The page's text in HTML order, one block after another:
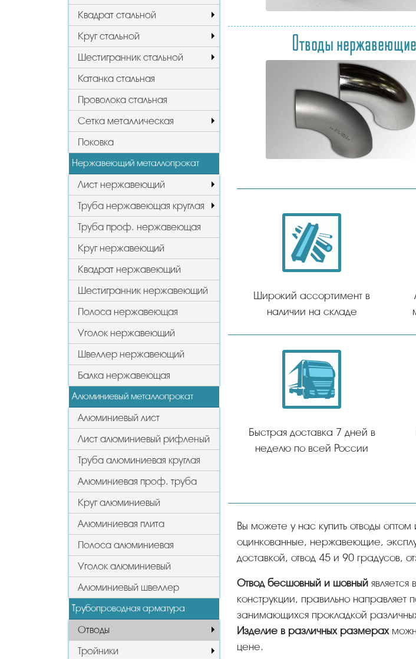
Квадрат стальной
Круг стальной
Шестигранник стальной
Катанка стальная
Проволока стальная
Сетка металлическая
Поковка
Нержавеющий металлопрокат
Лист нержавеющий
Труба нержавеющая круглая
Труба проф. нержавеющая
Круг нержавеющий
Квадрат нержавеющий
Шестигранник нержавеющий
Полоса нержавеющая
Уголок нержавеющий
Швеллер нержавеющий
Балка нержавеющая
Алюминиевый металлопрокат
Алюминиевый лист
Лист алюминиевый рифленый
Труба алюминиевая круглая
Алюминиевая проф. труба
Круг алюминиевый
Алюминиевая плита
Полоса алюминиевая
Уголок алюминиевый
Алюминиевый швеллер
Трубопроводная арматура
Отводы
Тройники
Отводы нержавеющие
Широкий ассортимент в
наличии на складе
Быстрая доставка 7 дней в
неделю по всей России
Вы можете у нас купить отводы оптом и в розницу в Чебоксарах, виды отводов: стальные,
оцинкованные, нержавеющие,
доставкой, отвод 45 и 90 градусов,
Отвод бесшовный и шовный
конструкции, правильно направляет
занимающихся прокладкой
Изделие в различных размерах
цене.